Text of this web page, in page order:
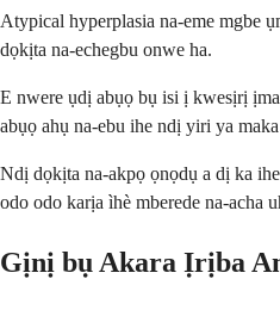
Atypical hyperplasia na-eme mgbe
dọkịta na-echegbu onwe ha.
E nwere ụdị abụọ bụ isi ị kwesịrị
abụọ ahụ na-ebu ihe ndị yiri ya
Ndị dọkịta na-akpọ ọnọdụ a dị ka
odo odo karịa ìhè mberede na-acha
Gịnị bụ Akara Ịrịba